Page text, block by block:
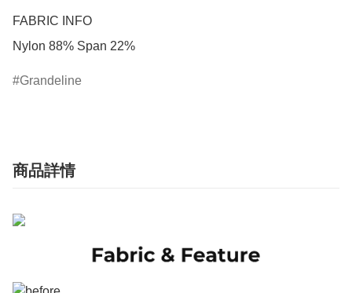
FABRIC INFO
Nylon 88% Span 22%
Grandeline
商品詳情